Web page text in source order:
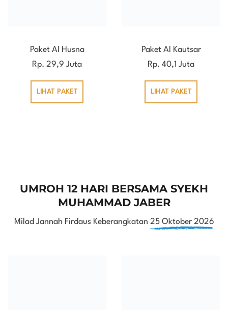
Paket Al Husna
Rp. 29,9 Juta
LIHAT PAKET
Paket Al Kautsar
Rp. 40,1 Juta
LIHAT PAKET
UMROH 12 HARI BERSAMA SYEKH
MUHAMMAD JABER
Milad Jannah Firdaus Keberangkatan 25 Oktober 2026